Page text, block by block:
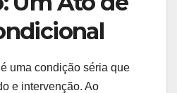
uma condição séria que
e intervenção. Ao